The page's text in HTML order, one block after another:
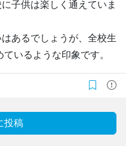
子供は楽しく通えていま
あるでしょうが、全校生
いるような印象です。
投稿